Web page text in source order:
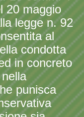
20 maggio
legge n. 92
al
condotta
in concreto
punisca